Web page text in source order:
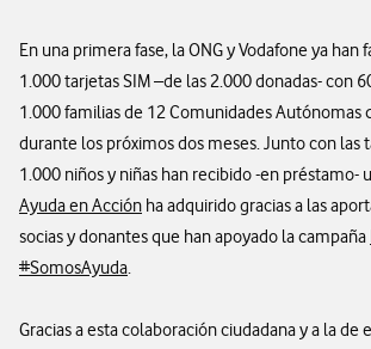
En una primera fase, la ONG y Vodafone ya han
1.000 tarjetas SIM –de las 2.000 donadas- con
1.000 familias de 12 Comunidades Autónomas
durante los próximos dos meses. Junto con las
1.000 niños y niñas han recibido -en préstamo-
Ayuda en Acción ha adquirido gracias a las
socias y donantes que han apoyado la campaña
#SomosAyuda.
Gracias a esta colaboración ciudadana y a la de